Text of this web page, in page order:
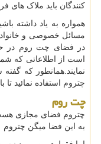
کنندگان باید ملاک های
همواره به یاد داشته
مسائل خصوصی و
در فضای چت روم در
است از اطلاعاتی که شما
نمایند.همانطور که گفته
چتروم استفاده نمائید
چت روم
چتروم فضای مجازی هست
به این فضا میگن چتروم